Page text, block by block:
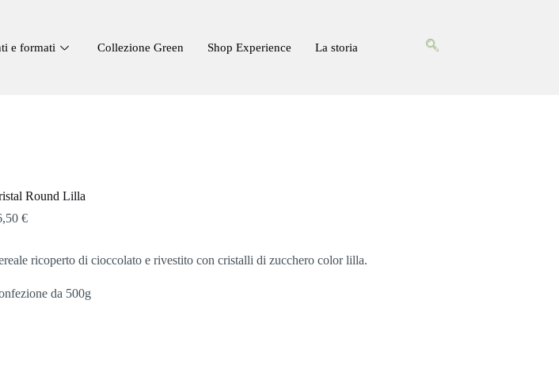
e formati Collezione Green Shop Experience La storia
Round Lilla
€
ricoperto di cioccolato e rivestito con cristalli di zucchero color lilla.
da 500g